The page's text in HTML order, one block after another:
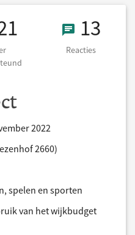
1 Keer1313
Reacties
2022
2660)
spelen en sporten
van het wijkbudget